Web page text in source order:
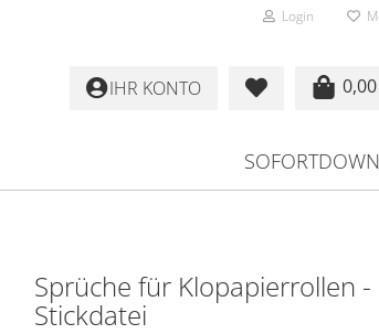
Login
IHR KONTO
Sprüche für Klopapierrollen -
Stickdatei